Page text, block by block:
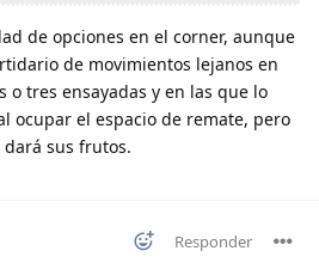
de opciones en el corner, aunque
de movimientos lejanos en
o tres ensayadas y en las que lo
ocupar el espacio de remate, pero
sus frutos.
Responder